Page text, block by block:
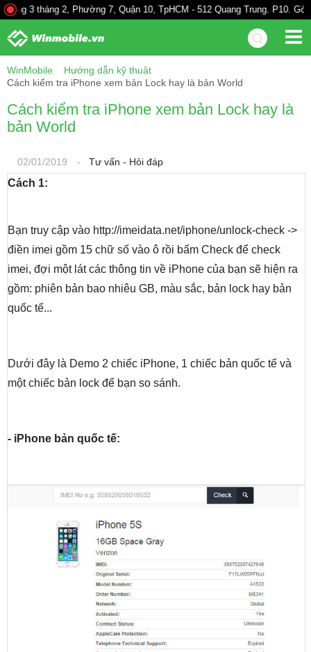
3 tháng 2, Phường 7, Quận 10, TpHCM - 512 Quang Trung. P10. Gò Vấp
WinMobile
Hướng dẫn kỹ thuật
Cách kiểm tra iPhone xem bản Lock hay là bản World
Cách kiểm tra iPhone xem bản Lock hay là
bản World
02/01/2019 - Tư vấn - Hỏi đáp
Cách 1:
Bạn truy cập vào http://imeidata.net/iphone/unlock-check ->
điền imei gồm 15 chữ số vào ô rồi bấm Check để check
imei, đợi một lát các thông tin về iPhone của bạn sẽ hiện ra
gồm: phiên bản bao nhiêu GB, màu sắc, bản lock hay bản
quốc tế...
Dưới đây là Demo 2 chiếc iPhone, 1 chiếc bản quốc tế và
một chiếc bản lock để bạn so sánh.
- iPhone bản quốc tế: